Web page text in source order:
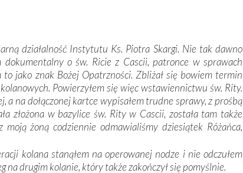
działalność Instytutu Ks. Piotra Skargi. Nie tak dawno
dokumentalny o św. Ricie z Cascii, patronce w sprawach
jako znak Bożej Opatrzności. Zbliżał się bowiem termin
Powierzyłem się więc wstawiennictwu św. Rity.
a na dołączonej kartce wypisałem trudne sprawy, z prośbą
złożona w bazylice św. Rity w Cascii, została tam także
żoną codziennie odmawialiśmy dziesiątek Różańca,
kolana stanąłem na operowanej nodze i nie odczułem
na drugim kolanie, który także zakończył się pomyślnie.